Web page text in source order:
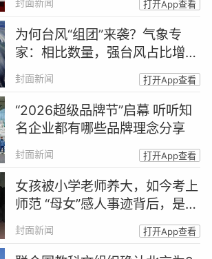
打开App查看
为何台风“组团”来袭？气象专
家：相比数量，强台风占比增加
更值得关注
封面新闻 打开App查看
“2026超级品牌节”启幕 听听知
名企业都有哪些品牌理念分享
封面新闻 打开App查看
女孩被小学老师养大，如今考上
师范 “母女”感人事迹背后，是一
场善意的托举
封面新闻 打开App查看